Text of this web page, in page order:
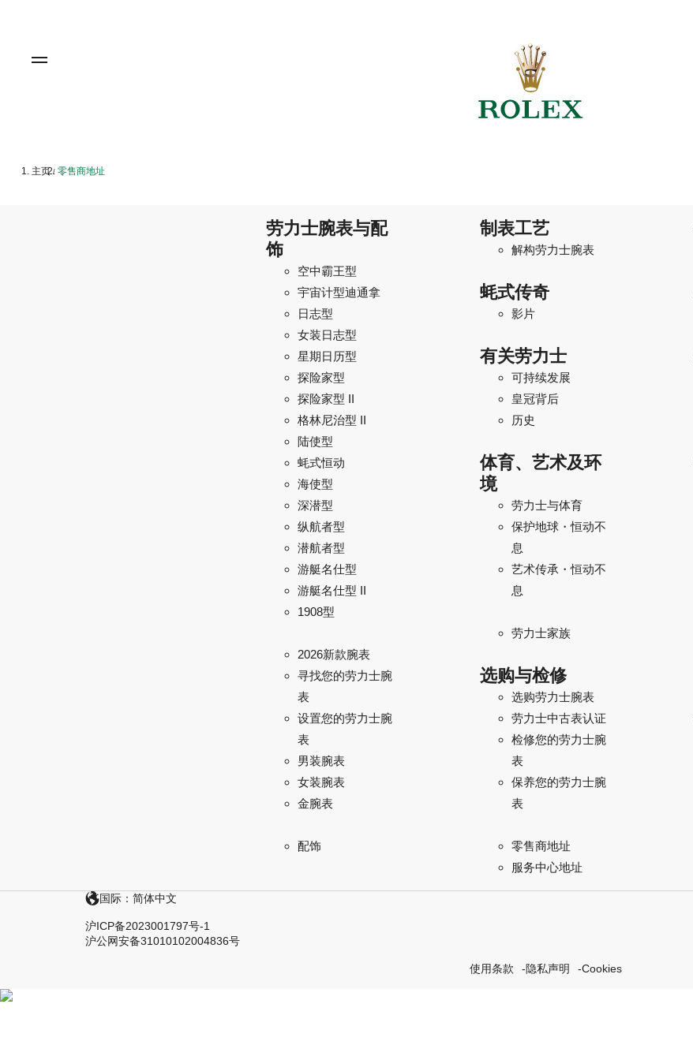
主页/ 零售商地址
劳力士腕表与配
饰
空中霸王型
宇宙计型迪通拿
日志型
女装日志型
星期日历型
探险家型
探险家型 II
格林尼治型 II
陆使型
蚝式恒动
海使型
深潜型
纵航者型
潜航者型
游艇名仕型
游艇名仕型 II
1908型
2026新款腕表
寻找您的劳力士腕
表
设置您的劳力士腕
表
男装腕表
女装腕表
金腕表
配饰
制表工艺
解构劳力士腕表
蚝式传奇
影片
有关劳力士
可持续发展
皇冠背后
历史
体育、艺术及环
境
劳力士与体育
保护地球・恒动不
息
艺术传承・恒动不
息
劳力士家族
选购与检修
选购劳力士腕表
劳力士中古表认证
检修您的劳力士腕
表
保养您的劳力士腕
表
零售商地址
服务中心地址
国际：简体中文
沪ICP备2023001797号-1
沪公网安备31010102004836号
使用条款 隐私声明 Cookies